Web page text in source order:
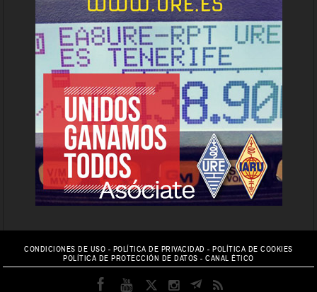
CONDICIONES DE USO - POLÍTICA DE PRIVACIDAD -POLÍTICA DE COOKIES
POLÍTICA DE PROTECCIÓN DE DATOS -CANAL ÉTICO